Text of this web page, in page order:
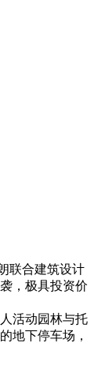
联合建筑设计
，极具投资价
活动园林与托
地下停车场，